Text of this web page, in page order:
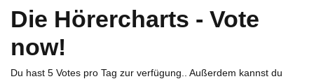
Die Hörercharts - Vote
now!
Du hast 5 Votes pro Tag zur verfügung.. Außerdem kannst du